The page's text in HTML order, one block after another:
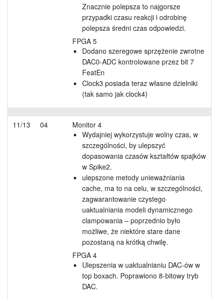
Znacznie polepsza to najgorsze
przypadki czasu reakcji i odrobinę
polepsza średni czas odpowiedzi.
FPGA 5
Dodano szeregowe sprzężenie zwrotne
DAC0-ADC kontrolowane przez bit 7
FeatEn
Clock3 posiada teraz własne dzielniki
(tak samo jak clock4)
11/13 04
Monitor 4
Wydajniej wykorzystuje wolny czas, w
szczególności, by ulepszyć
dopasowania czasów kształtów spajków
w Spike2.
ulepszone metody unieważniania
cache, ma to na celu, w szczególności,
zagwarantowanie czystego
uaktualniania modeli dynamicznego
clampowania – poprzednio było
możliwe, że niektóre stare dane
pozostaną na krótką chwilę.
FPGA 4
Ulepszenia w uaktualnianiu DAC-ów w
top boxach. Poprawiono 8-bitowy tryb
DAC.